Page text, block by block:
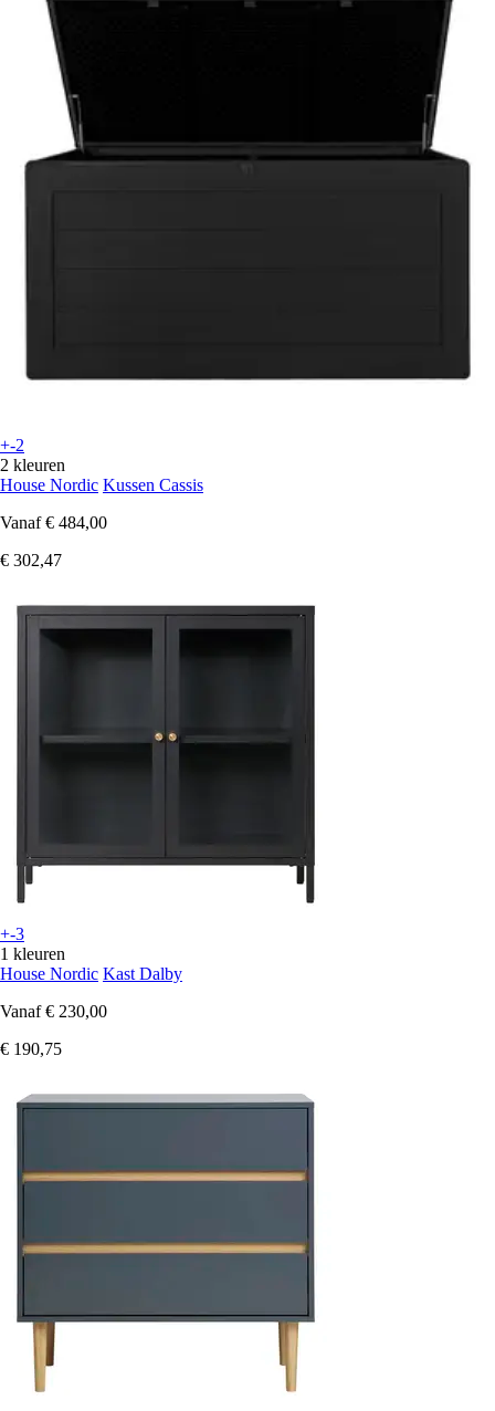
+-2
2 kleuren
House Nordic Kussen Cassis
Vanaf € 484,00
€ 302,47
+-3
1 kleuren
House Nordic Kast Dalby
Vanaf € 230,00
€ 190,75